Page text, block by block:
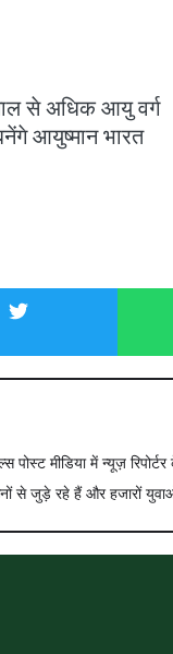
से अधिक आयु वर्ग
आयुष्मान भारत
पोस्ट मीडिया में न्यूज़
से जुड़े रहे हैं और हजारों युवाओं